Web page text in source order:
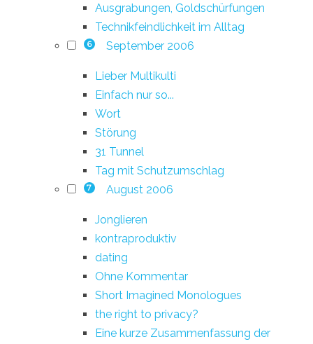
Ausgrabungen, Goldschürfungen
Technikfeindlichkeit im Alltag
6 September 2006
Lieber Multikulti
Einfach nur so...
Wort
Störung
31 Tunnel
Tag mit Schutzumschlag
7 August 2006
Jonglieren
kontraproduktiv
dating
Ohne Kommentar
Short Imagined Monologues
the right to privacy?
Eine kurze Zusammenfassung der